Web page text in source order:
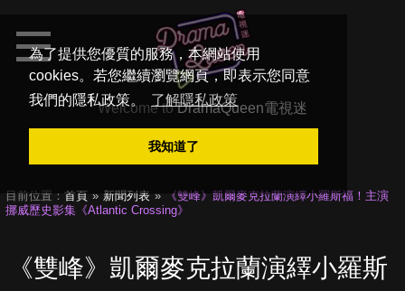
為了提供您優質的服務，本網站使用
cookies。若您繼續瀏覽網頁，即表示您同意
我們的隱私政策。
了解隱私政策
我知道了
Welcome toDramaQueen電視迷
目前位置： 首頁 新聞列表
《雙峰》凱爾麥克拉蘭演繹小羅斯福！主演
挪威歷史影集《Atlantic Crossing》
《雙峰》凱爾麥克拉蘭演繹小羅斯